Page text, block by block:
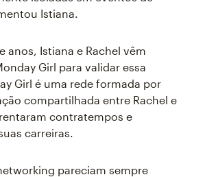
Istiana.
anos, Istiana e Rachel vêm
Girl para validar essa
Girl é uma rede formada por
compartilhada entre Rachel e
contratempos e
carreiras.
pareciam sempre